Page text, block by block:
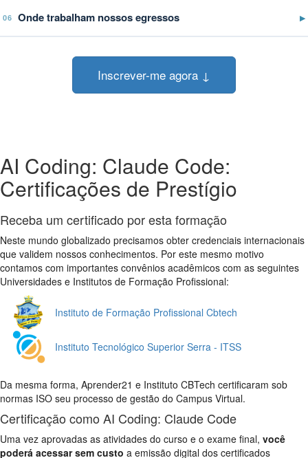
06 Onde trabalham nossos egressos ▶
Inscrever-me agora ↓
AI Coding: Claude Code:
Certificações de Prestígio
Receba um certificado por esta formação
Neste mundo globalizado precisamos obter credenciais internacionais
que validem nossos conhecimentos. Por este mesmo motivo
contamos com importantes convênios acadêmicos com as seguintes
Universidades e Institutos de Formação Profissional:
Instituto de Formação Profissional Cbtech
Instituto Tecnológico Superior Serra - ITSS
Da mesma forma, Aprender21 e Instituto CBTech certificaram sob
normas ISO seu processo de gestão do Campus Virtual.
Certificação como AI Coding: Claude Code
Uma vez aprovadas as atividades do curso e o exame final, você
poderá acessar sem custo a emissão digital dos certificados